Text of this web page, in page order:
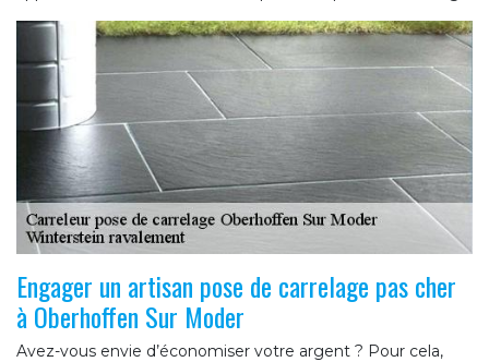
Engager un artisan pose de carrelage pas cher
à Oberhoffen Sur Moder
Avez-vous envie d’économiser votre argent ? Pour cela,